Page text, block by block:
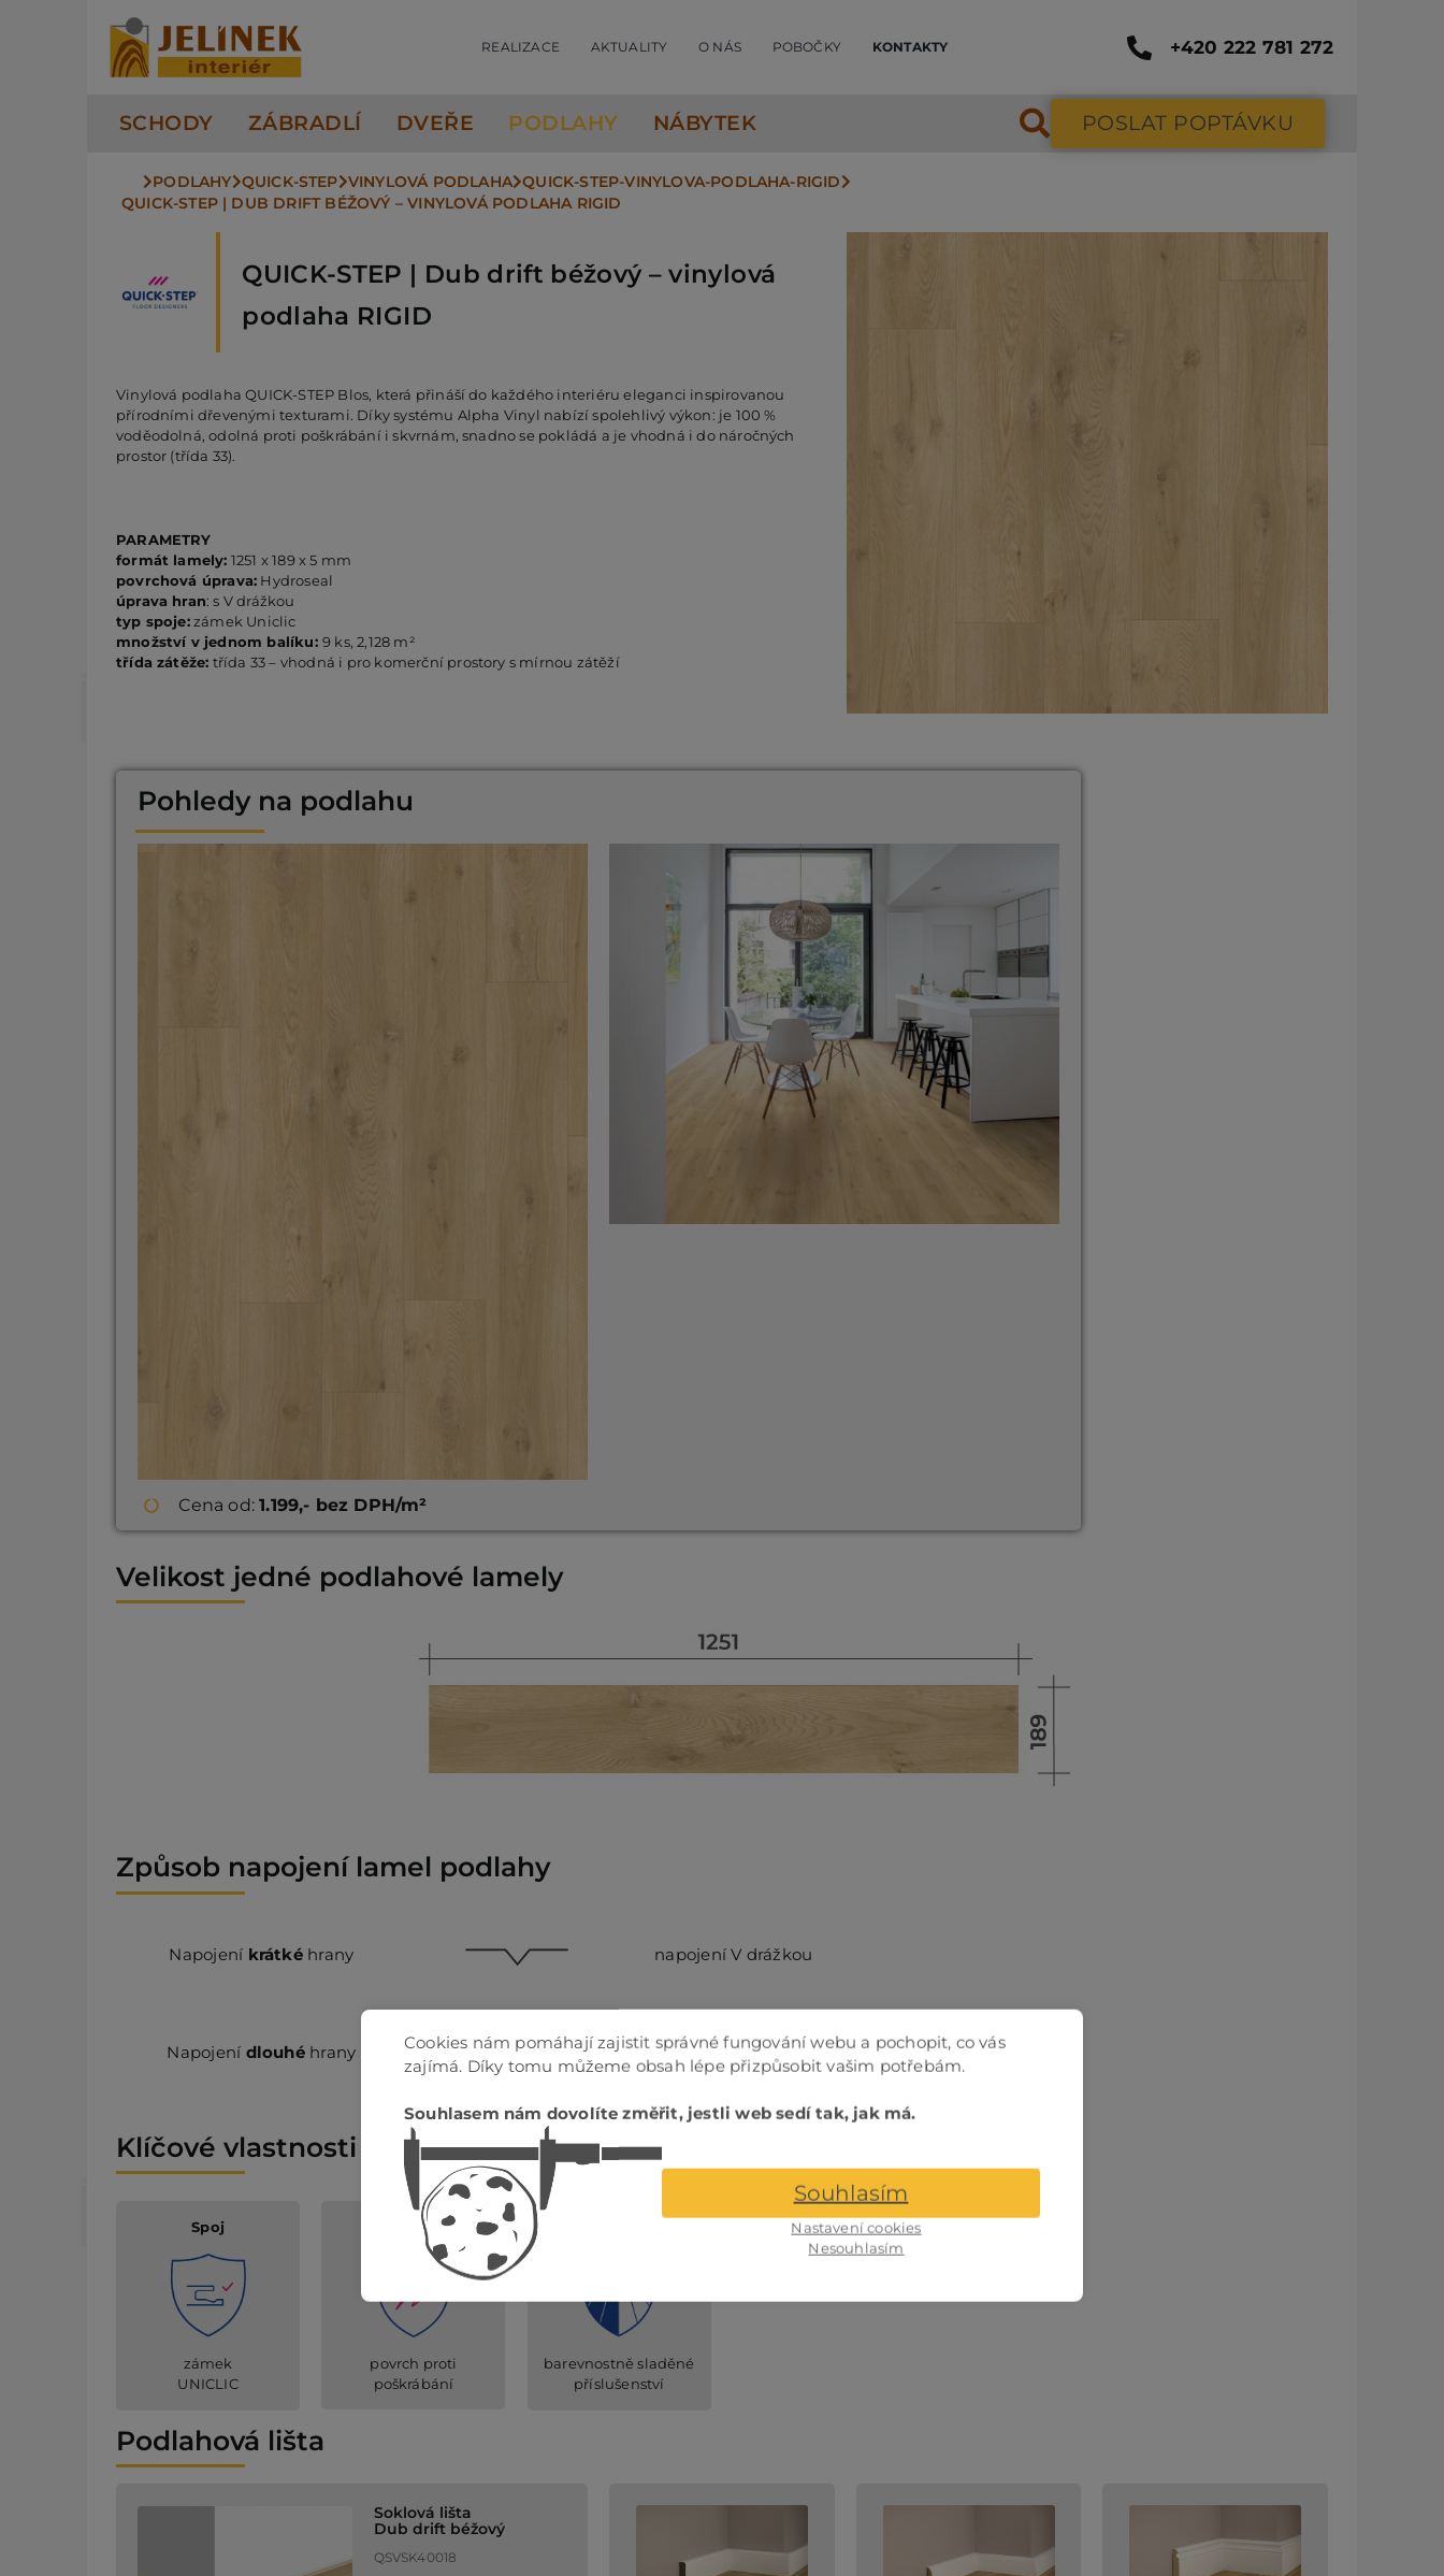
REALIZACE AKTUALITY O NÁS POBOČKY KONTAKTY +420 222 781 272
SCHODY ZÁBRADLÍ DVEŘE PODLAHY NÁBYTEK POSLAT POPTÁVKU
PODLAHY QUICK-STEP VINYLOVÁ PODLAHA QUICK-STEP-VINYLOVA-PODLAHA-RIGID
QUICK-STEP | DUB DRIFT BÉŽOVÝ – VINYLOVÁ PODLAHA RIGID
QUICK-STEP | Dub drift béžový – vinylová
podlaha RIGID
Vinylová podlaha QUICK-STEP Blos, která přináší do každého interiéru eleganci inspirovanou
přírodními dřevenými texturami. Díky systému Alpha Vinyl nabízí spolehlivý výkon: je 100 %
voděodolná, odolná proti poškrábání i skvrnám, snadno se pokládá a je vhodná i do náročných
prostor (třída 33).
PARAMETRY
formát lamely: 1251 x 189 x 5 mm
povrchová úprava: Hydroseal
úprava hran: s V drážkou
typ spoje:zámek Uniclic
množství v jednom balíku:9 ks, 2,128 m²
třída zátěže: třída 33 – vhodná i pro komerční prostory s mírnou zátěží
Pohledy na podlahu
Cena od:1.199,- bez DPH/m²
Velikost jedné podlahové lamely
Způsob napojení lamel podlahy
Napojení krátkéhrany napojení V drážkou
Napojení dlouhéhrany napojení V drážkou
Klíčové vlastnosti
Spoj
zámek
UNICLIC
Anti scratch
povrch proti
poškrábání
barevnostně sladěné
příslušenství
Podlahová lišta
Soklová lišta
Dub drift béžový
QSVSK40018
Cookies nám pomáhají zajistit správné fungování webu a pochopit, co vás
zajímá. Díky tomu můžeme obsah lépe přizpůsobit vašim potřebám.
Souhlasem nám dovolíte změřit, jestli web sedí tak, jak má.
Nastavení cookies
Nesouhlasím
Souhlasím